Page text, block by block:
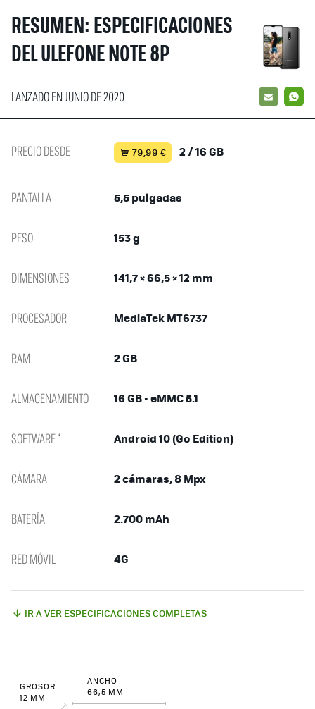
RESUMEN: ESPECIFICACIONES
DEL ULEFONE NOTE 8P
LANZADO EN JUNIO DE 2020 EMAIL
PRECIO DESDE 79,99 € 2 / 16 GB
PANTALLA 5,5 pulgadas
PESO 153 g
DIMENSIONES 141,7 × 66,5 × 12 mm
PROCESADOR MediaTek MT6737
RAM 2 GB
ALMACENAMIENTO 16 GB - eMMC 5.1
SOFTWARE * Android 10 (Go Edition)
CÁMARA 2 cámaras, 8 Mpx
BATERÍA 2.700 mAh
RED MÓVIL 4G
IR A VER ESPECIFICACIONES COMPLETAS
GROSOR
12 MM
ANCHO
66,5 MM